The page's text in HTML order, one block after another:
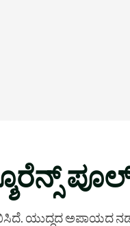
ಯುದ್ಧದ ಅಪಾಯದ